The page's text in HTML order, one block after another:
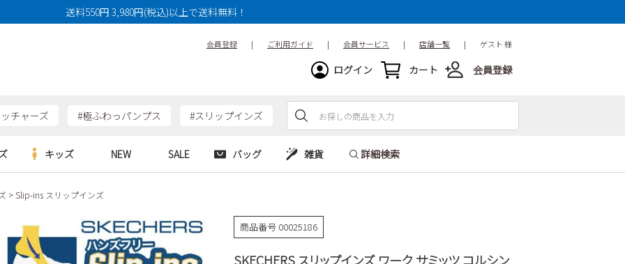
送料550円 3,980円(税込)以上で送料無料！
会員登録 | ご利用ガイド | 会員サービス | 店舗一覧 | ゲスト 様
ログイン カート 会員登録
チャーズ #極ふわっパンプス #スリップインズ
ューズ
SKECHERS
moz
new balance
ワークシューズ
SKECHERS
EDWIN
キッズ NEW SALE バッグ
ーバッグ
雑貨 詳細検索
Slip-ins スリップインズ
商品番号 00025186
SKECHERS スリップインズ ワーク サミッツ コルシン